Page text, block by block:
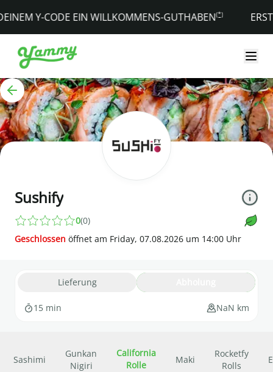
Y-CODE EIN WILLKOMMENS-GUTHABEN(*)
Sushify
0(0)
Geschlossen öffnet am Friday, 07.08.2026 um 14:00 Uhr
Lieferung
15 min NaN km
Sashimi
Gunkan
Nigiri
California
Rolle
Maki
Rocketfy
Rolls